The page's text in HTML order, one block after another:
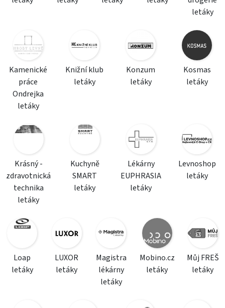
letáky
Kamenické
práce
Ondrejka
letáky
Knižní klub
letáky
Konzum
letáky
Kosmas
letáky
Krásný -
zdravotnická
technika
letáky
Kuchyně
SMART
letáky
Lékárny
EUPHRASIA
letáky
Levnoshop
letáky
Loap
letáky
LUXOR
letáky
Magistra
lékárny
letáky
Mobino.cz
letáky
Můj FREŠ
letáky